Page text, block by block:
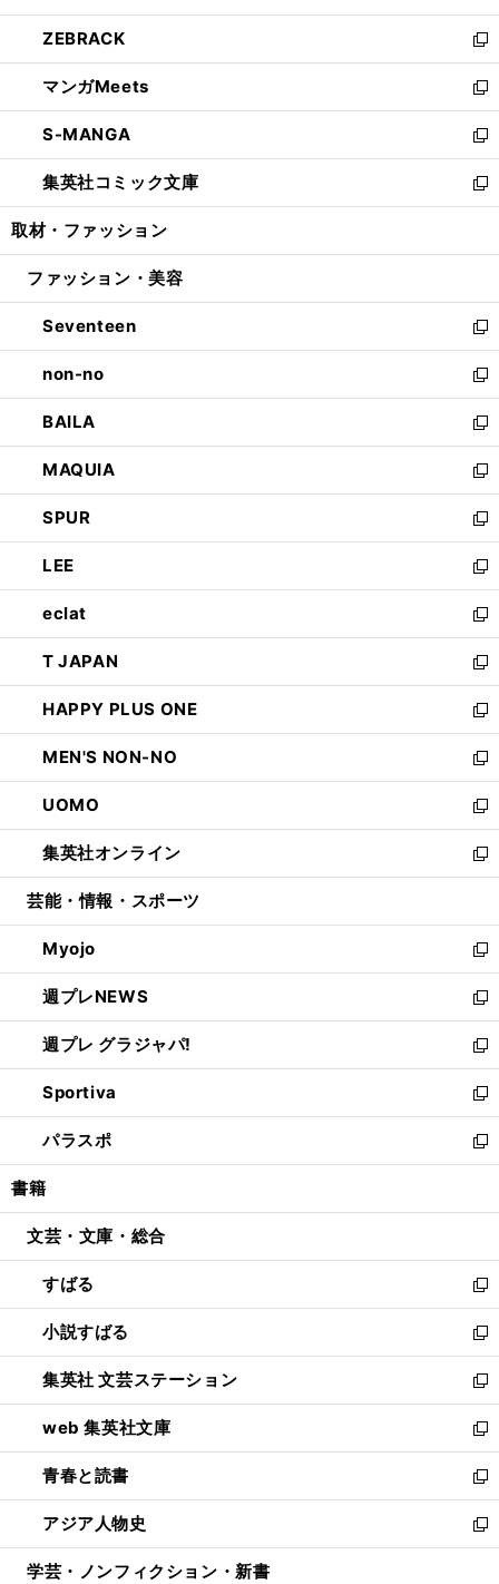
開
く
ウ
で
開
く
ン
ド
ウ
で
開
く
ウ
ィ
ン
ド
ウ
で
開
く
し
い
ウ
ィ
ン
ド
ウ
で
開
ZEBRACK
新
し
い
ウ
ィ
ン
ド
ウ
開
マンガMeets
新
し
い
ウ
ィ
ン
ウ
開
く
S-MANGA
新
し
い
ウ
ン
ウ
で
開
く
集英社コミック文庫
新
し
ウ
ン
ド
ウ
で
開
く
取材・ファッション
ファッション・美容
Seventeen
新
し
い
ウ
ィ
ン
ド
ウ
で
開
く
non-no
新
し
い
ウ
ィ
ン
ド
ウ
で
開
く
BAILA
新
し
い
ウ
ィ
ン
ド
ウ
で
開
く
MAQUIA
新
し
い
ウ
ィ
ン
ド
ウ
で
開
く
SPUR
新
し
い
ウ
ィ
ン
ド
ウ
で
開
く
LEE
新
し
い
ウ
ィ
ン
ド
ウ
で
開
く
eclat
新
し
い
ウ
ィ
ン
ド
ウ
で
開
く
T JAPAN
新
し
い
ウ
ィ
ン
ド
ウ
で
開
HAPPY PLUS ONE
新
し
い
ウ
ィ
ン
ド
ウ
開
く
MEN'S NON-NO
新
し
い
ウ
ィ
ン
ウ
で
開
く
UOMO
新
し
い
ウ
ン
ド
ウ
で
開
く
集英社オンライン
新
し
ウ
ィ
ン
ド
ウ
で
開
く
芸能・情報・スポーツ
Myojo
新
し
い
ウ
ィ
ン
ド
ウ
で
開
週プレNEWS
新
し
い
ウ
ィ
ン
ド
ウ
開
週プレ グラジャパ!
新
し
い
ウ
ィ
ン
ウ
開
く
Sportiva
新
し
い
ウ
ン
ウ
で
開
く
パラスポ
新
し
ウ
ン
ド
ウ
で
開
く
書籍
文芸・文庫・総合
すばる
新
し
い
ウ
ィ
ン
ド
ウ
で
開
く
小説すばる
新
し
い
ウ
ィ
ン
ド
ウ
で
開
集英社 文芸ステーション
新
し
い
ウ
ィ
ン
ド
ウ
web 集英社文庫
新
し
い
ウ
ィ
ン
青春と読書
新
し
い
ウ
アジア人物史
新
し
学芸・ノンフィクション・新書